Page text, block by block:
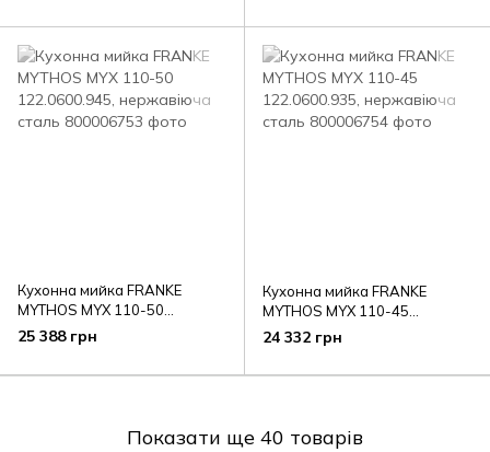
Кухонна мийка FRANKE
MYTHOS MYX 110-50
122.0600.945, нержавіюча
25 388 грн
Кухонна мийка FRANKE
MYTHOS MYX 110-45
122.0600.935, нержавіюча
24 332 грн
Показати ще 40 товарів